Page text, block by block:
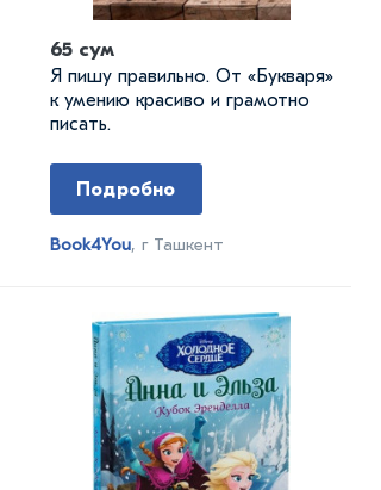
65 сум
Я пишу правильно. От «Букваря»
к умению красиво и грамотно
писать.
Подробно
Book4You, г Ташкент